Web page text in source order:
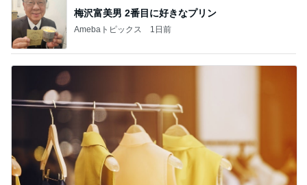
梅沢富美男 2番目に好きなプリン
Amebaトピックス 1日前